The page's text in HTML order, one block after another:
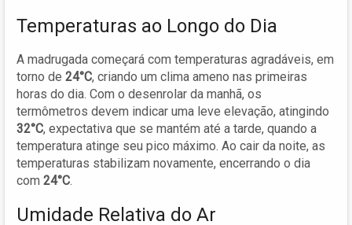
Temperaturas ao Longo do Dia
A madrugada começará com temperaturas agradáveis, em
torno de 24°C, criando um clima ameno nas primeiras
horas do dia. Com o desenrolar da manhã, os
termômetros devem indicar uma leve elevação, atingindo
32°C, expectativa que se mantém até a tarde, quando a
temperatura atinge seu pico máximo. Ao cair da noite, as
temperaturas stabilizam novamente, encerrando o dia
com 24°C.
Umidade Relativa do Ar